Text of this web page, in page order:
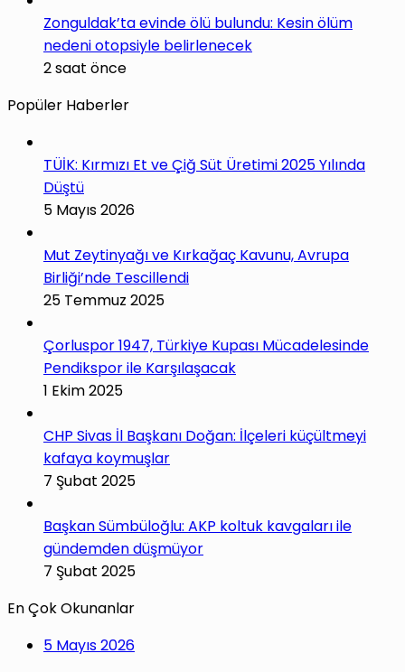
Zonguldak’ta evinde ölü bulundu: Kesin ölüm
nedeni otopsiyle belirlenecek
2 saat önce
Popüler Haberler
TÜİK: Kırmızı Et ve Çiğ Süt Üretimi 2025 Yılında
Düştü
5 Mayıs 2026
Mut Zeytinyağı ve Kırkağaç Kavunu, Avrupa
Birliği’nde Tescillendi
25 Temmuz 2025
Çorluspor 1947, Türkiye Kupası Mücadelesinde
Pendikspor ile Karşılaşacak
1 Ekim 2025
CHP Sivas İl Başkanı Doğan: İlçeleri küçültmeyi
kafaya koymuşlar
7 Şubat 2025
Başkan Sümbüloğlu: AKP koltuk kavgaları ile
gündemden düşmüyor
7 Şubat 2025
En Çok Okunanlar
5 Mayıs 2026